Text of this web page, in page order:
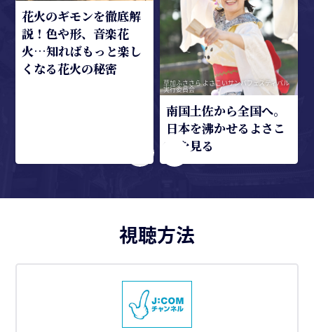
花火のギモンを徹底解
説！色や形、音楽花
火…知ればもっと楽し
くなる花火の秘密
草加ふささら よさこいサンバフェスティバル
実行委員会
南国土佐から全国へ。
日本を沸かせるよさこ
いを見る
視聴方法